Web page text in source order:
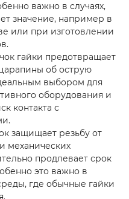
важно в случаях,
значение, например в
или при изготовлении
гайки предотвращает
об острую
выбором для
оборудования и
контакта с
защищает резьбу от
механических
продлевает срок
это важно в
где обычные гайки